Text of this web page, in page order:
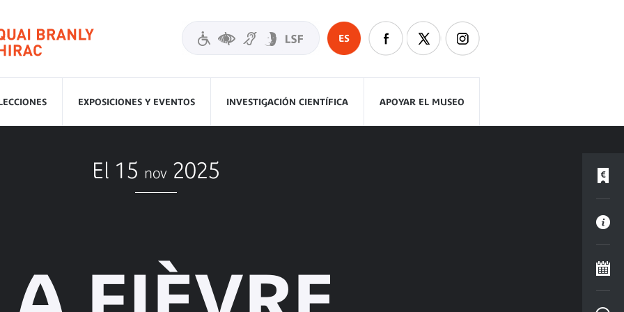
ES
EXPOSICIONES Y EVENTOS INVESTIGACIÓN CIENTÍFICA APOYAR EL MUSEO
El 15 nov 2025